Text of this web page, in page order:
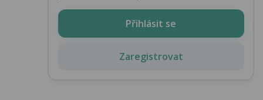
Přihlásit se
Zaregistrovat